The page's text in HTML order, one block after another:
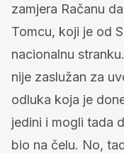
zamjera Račanu
Tomcu, koji je od
nacionalnu
nije zaslužan za
odluka koja je
jedini i mogli tada
bio na čelu. No,